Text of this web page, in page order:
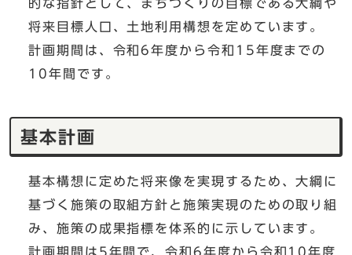
的な指針として、まちづくりの目標である大綱や
将来目標人口、土地利用構想を定めています。
計画期間は、令和6年度から令和15年度までの
10年間です。
基本計画
基本構想に定めた将来像を実現するため、大綱に
基づく施策の取組方針と施策実現のための取り組
み、施策の成果指標を体系的に示しています。
計画期間は5年間で、令和6年度から令和10年度